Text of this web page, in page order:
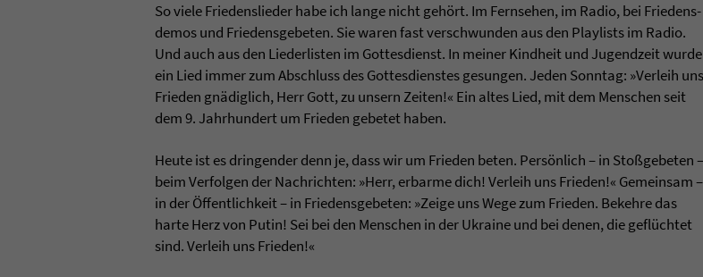
So viele Frie­dens­lie­der habe ich lange nicht gehört. Im Fern­se­hen, im Radio, bei Frie­dens­
de­mos und Frie­dens­ge­be­ten. Sie waren fast ver­schwun­den aus den Play­lists im Radio.
Und auch aus den Lie­der­lis­ten im Got­tes­dienst. In mei­ner Kind­heit und Jugend­zeit wurde
ein Lied immer zum Abschluss des Got­tes­diens­tes gesun­gen. Jeden Sonn­tag: »Ver­leih uns
Frie­den gnädig­lich, Herr Gott, zu unsern Zei­ten!« Ein altes Lied, mit dem Men­schen seit
dem 9. Jahr­hun­dert um Frie­den gebe­tet haben.
Heute ist es drin­gen­der denn je, dass wir um Frie­den beten. Persönlich – in Stoßgebe­ten –
beim Ver­fol­gen der Nach­rich­ten: »Herr, erbarme dich! Ver­leih uns Frie­den!« Gemein­sam –
in der Öffent­lich­keit – in Frie­dens­ge­be­ten: »Zeige uns Wege zum Frie­den. Bekehre das
harte Herz von Putin! Sei bei den Men­schen in der Ukraine und bei denen, die geflüchtet
sind. Ver­leih uns Frie­den!«